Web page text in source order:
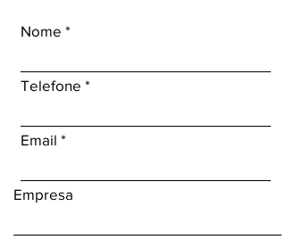
Nome
Telefone
Email
Empresa